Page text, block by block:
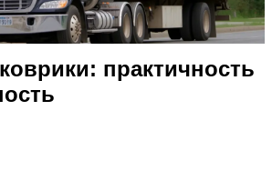
практичность